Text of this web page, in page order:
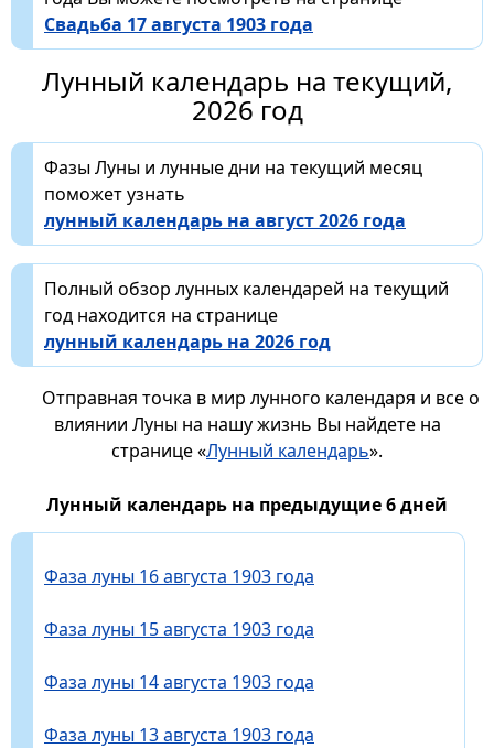
Свадьба 17 августа 1903 года
Лунный календарь на текущий,
2026 год
Фазы Луны и лунные дни на текущий месяц
поможет узнать
лунный календарь на август 2026 года
Полный обзор лунных календарей на текущий
год находится на странице
лунный календарь на 2026 год
Отправная точка в мир лунного календаря и все о
влиянии Луны на нашу жизнь Вы найдете на
странице «Лунный календарь».
Лунный календарь на предыдущие 6 дней
Фаза луны 16 августа 1903 года
Фаза луны 15 августа 1903 года
Фаза луны 14 августа 1903 года
Фаза луны 13 августа 1903 года